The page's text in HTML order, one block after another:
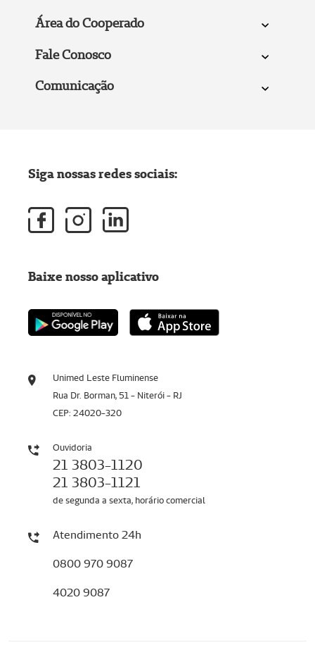
Área do Cooperado
Fale Conosco
Comunicação
Unimed Leste Fluminense
Rua Dr. Borman, 51 - Niterói - RJ
CEP: 24020-320
Ouvidoria
21 3803-1120
21 3803-1121
de segunda a sexta, horário comercial
Atendimento 24h
0800 970 9087
4020 9087
Siga nossas redes sociais:
Baixe nosso aplicativo